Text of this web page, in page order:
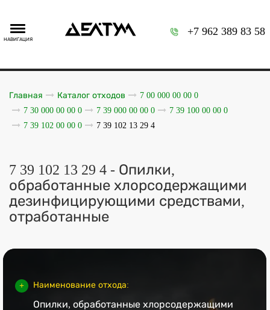
НАВИГАЦИЯ
+7 962 389 83 58
Главная Каталог отходов
7 00 000 00 00 0
7 30 000 00 00 0
7 39 000 00 00 0
7 39 100 00 00 0
7 39 102 00 00 0
7 39 102 13 29 4
7 39 102 13 29 4 - Опилки,
обработанные хлорсодержащими
дезинфицирующими средствами,
отработанные
Наименование отхода:
Опилки, обработанные хлорсодержащими